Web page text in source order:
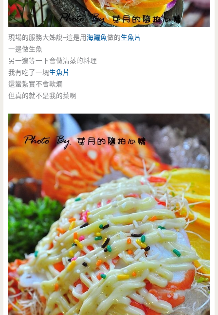
現場的服務大姊說~這是用海鱺魚做的生魚片
一邊做生魚
另一邊等一下會做清蒸的料理
我有吃了一塊生魚片
還蠻紮實不會軟爛
但真的就不是我的菜啊